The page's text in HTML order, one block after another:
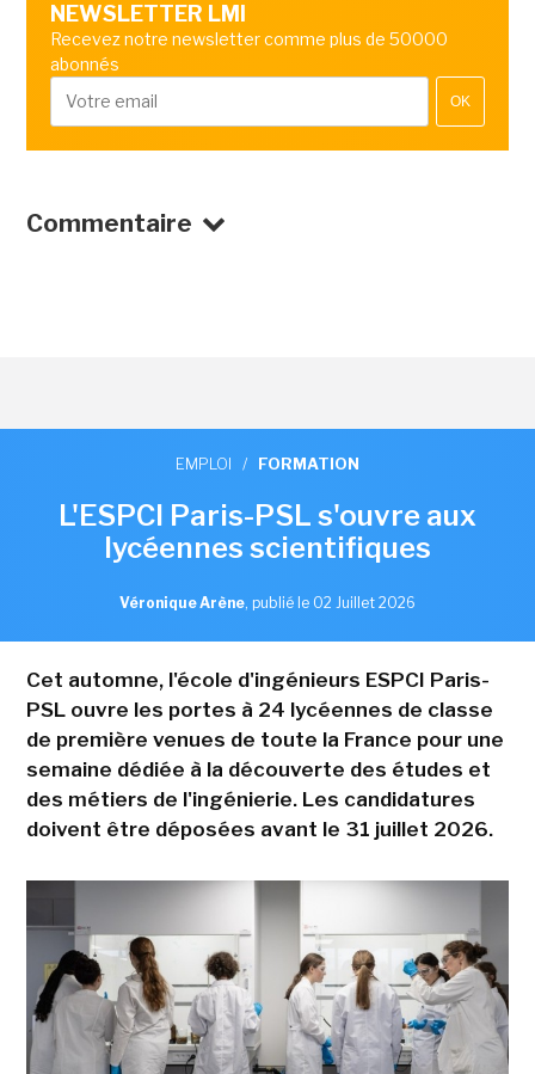
NEWSLETTER LMI
Recevez notre newsletter comme plus de 50000
abonnés
OK
Commentaire
EMPLOI / FORMATION
L'ESPCI Paris-PSL s'ouvre aux
lycéennes scientifiques
Véronique Arène, publié le 02 Juillet 2026
Cet automne, l'école d'ingénieurs ESPCI Paris-
PSL ouvre les portes à 24 lycéennes de classe
de première venues de toute la France pour une
semaine dédiée à la découverte des études et
des métiers de l'ingénierie. Les candidatures
doivent être déposées avant le 31 juillet 2026.